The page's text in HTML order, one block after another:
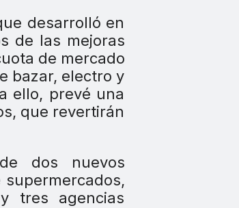
desarrolló en
de las mejoras
de mercado
bazar, electro y
ello, prevé una
que revertirán
dos nuevos
supermercados,
tres agencias